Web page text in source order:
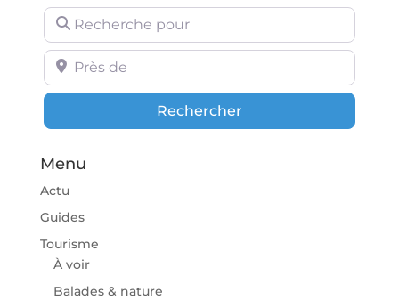
Recherche pour
Près de
RechercherRechercher
Menu
Actu
Guides
Tourisme
À voir
Balades & nature